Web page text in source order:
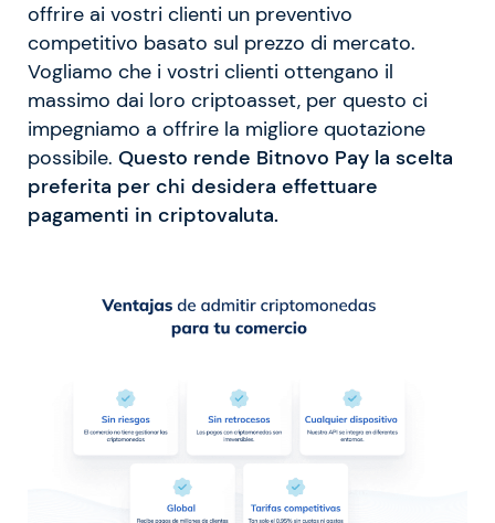
offrire ai vostri clienti un preventivo
competitivo basato sul prezzo di mercato.
Vogliamo che i vostri clienti ottengano il
massimo dai loro criptoasset, per questo ci
impegniamo a offrire la migliore quotazione
possibile. Questo rende Bitnovo Pay la scelta
preferita per chi desidera effettuare
pagamenti in criptovaluta.